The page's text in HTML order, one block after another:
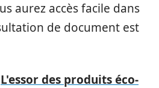
aurez accès facile dans
de document est
L'essor des produits éco-